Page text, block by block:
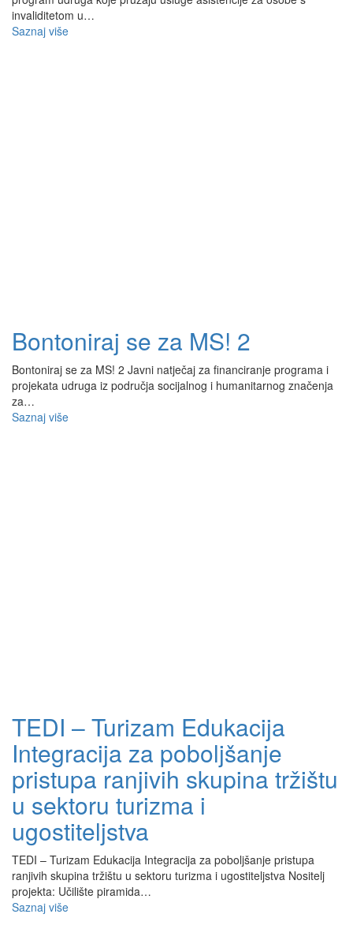
invaliditetom u…
Saznaj više
Bontoniraj se za MS! 2
Bontoniraj se za MS! 2 Javni natječaj za financiranje programa i
projekata udruga iz područja socijalnog i humanitarnog značenja
za…
Saznaj više
TEDI – Turizam Edukacija
Integracija za poboljšanje
pristupa ranjivih skupina tržištu
u sektoru turizma i
ugostiteljstva
TEDI – Turizam Edukacija Integracija za poboljšanje pristupa
ranjivih skupina tržištu u sektoru turizma i ugostiteljstva Nositelj
projekta: Učilište piramida…
Saznaj više